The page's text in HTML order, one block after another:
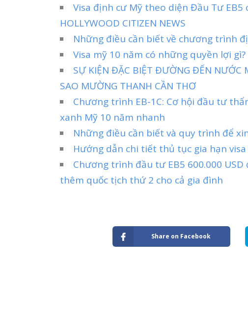
Visa định cư Mỹ theo diện Đầu Tư EB5
HOLLYWOOD CITIZEN NEWS
Những điều cần biết về chương trình
Visa mỹ 10 năm có những quyền lợi gì?
SỰ KIỆN ĐẶC BIỆT ĐƯỜNG ĐẾN NƯỚC
SAO MƯỜNG THANH CẦN THƠ
Chương trình EB-1C: Cơ hội đầu tư
xanh Mỹ 10 năm nhanh
Những điều cần biết và quy trình để
Hướng dẫn chi tiết thủ tục gia hạn
Chương trình đầu tư EB5 600.000
thêm quốc tịch thứ 2 cho cả gia đình
Share on Facebook